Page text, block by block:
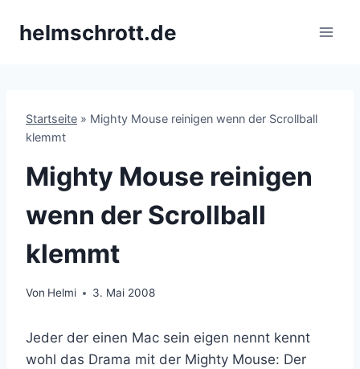
Inhalthelmschrott.de
Startseite » Mighty Mouse reinigen wenn der Scrollball
klemmt
Mighty Mouse reinigen
wenn der Scrollball
klemmt
Von Helmi 3. Mai 2008
Jeder der einen Mac sein eigen nennt kennt
wohl das Drama mit der Mighty Mouse: Der